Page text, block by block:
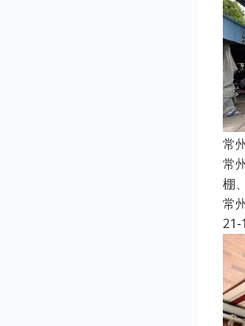
常
常
棚
常
21-